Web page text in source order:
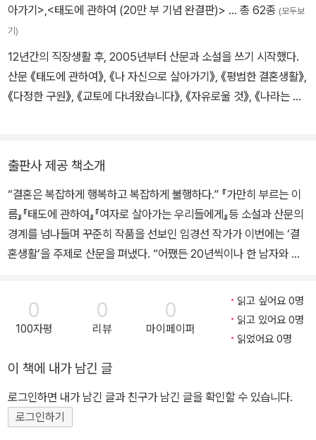
아가기> <태도에 관하여 (20만 부 기념 완결판)> … 총 62종 (모두보
기)
12년간의 직장생활 후, 2005년부터 산문과 소설을 쓰기 시작했다.
산문 《태도에 관하여》, 《나 자신으로 살아가기》, 《평범한 결혼생활》,
《다정한 구원》, 《교토에 다녀왔습니다》, 《자유로울 것》, 《나라는 여
까지나 개인적인》을 비롯하여 다수의 책을 냈다. 인스타그램 @kyo
ungsun_lim
출판사 제공 책소개
“결혼은 복잡하게 행복하고 복잡하게 불행하다.” 『가만히 부르는 이
름』『태도에 관하여』『여자로 살아가는 우리들에게』등 소설과 산문의
경계를 넘나들며 꾸준히 작품을 선보인 임경선 작가가 이번에는 ‘결
혼생활’을 주제로 산문을 펴냈다. “어쨌든 20년씩이나 한 남자와 결
월 11일은 정확히 저자의 결혼 20주년 기념일. 온갖 기념일들을 챙기
는 걸 평소 좋아하지 않던 저자는 지난해 겨울 초입에 불현듯 이듬해
만의 급작스런 청혼, 고작 석 달 간의 짧은 연애 그리고 바로 이어진 2
0년간의 결혼생활. 20년 세월을 한 남자와 살아낸 현실을 스스로 신
기해하며 저자는 자신이 몸소 겪은 경험을 바탕으로 ‘결혼생활의 진
실’에 대해 쓰기로 결심한다. 이것이야말로 결혼 20주년을 기념하는
0
100자평
0
리뷰
0
마이페이퍼
읽고 싶어요 0명
읽고 있어요 0명
읽었어요 0명
이 책에 내가 남긴 글
로그인하면 내가 남긴 글과 친구가 남긴 글을 확인할 수 있습니다.
로그인하기